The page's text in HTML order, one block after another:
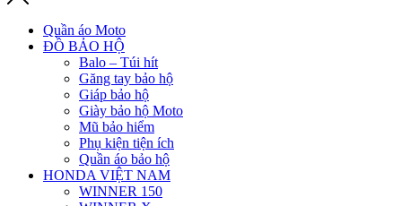
Quần áo Moto
ĐỒ BẢO HỘ
Balo – Túi hít
Găng tay bảo hộ
Giáp bảo hộ
Giày bảo hộ Moto
Mũ bảo hiểm
Phụ kiện tiện ích
Quần áo bảo hộ
HONDA VIỆT NAM
WINNER 150